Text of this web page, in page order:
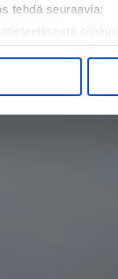
tehdä seuraavia:
skannaamalla sen
sen milloin vain